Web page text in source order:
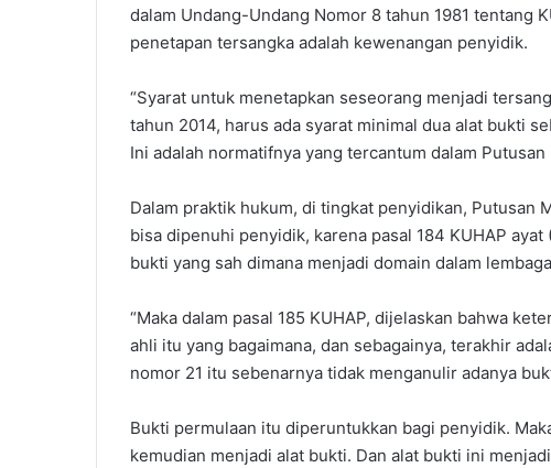
dalam Undang-Undang Nomor 8 tahun 1981 tentang
penetapan tersangka adalah kewenangan penyidik.
“Syarat untuk menetapkan seseorang menjadi
tahun 2014, harus ada syarat minimal dua alat bukti
Ini adalah normatifnya yang tercantum dalam
Dalam praktik hukum, di tingkat penyidikan, Putusan
bisa dipenuhi penyidik, karena pasal 184 KUHAP
bukti yang sah dimana menjadi domain dalam
“Maka dalam pasal 185 KUHAP, dijelaskan bahwa
ahli itu yang bagaimana, dan sebagainya, terakhir
nomor 21 itu sebenarnya tidak menganulir adanya
Bukti permulaan itu diperuntukkan bagi penyidik.
kemudian menjadi alat bukti. Dan alat bukti ini